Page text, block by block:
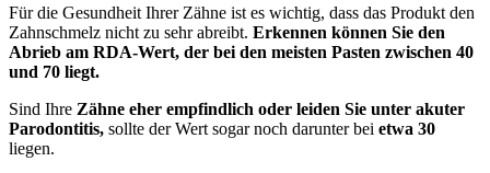
Für die Gesundheit Ihrer Zähne ist es wichtig, dass das Produkt den
Zahnschmelz nicht zu sehr abreibt. Erkennen können Sie den
Abrieb am RDA-Wert, der bei den meisten Pasten zwischen 40
und 70 liegt.
Sind Ihre Zähne eher empfindlich oder leiden Sie unter akuter
Parodontitis, sollte der Wert sogar noch darunter bei etwa 30
liegen.